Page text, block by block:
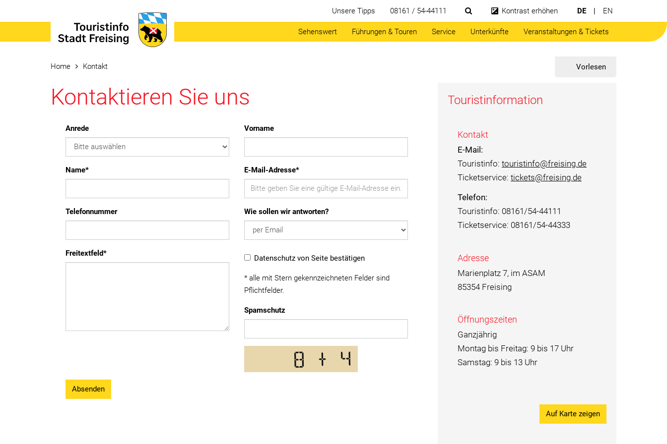
Unsere Tipps
08161 / 54-44111
Suchfeld öffnen
Kontrast erhöhen DE EN
Sehenswert Führungen & Touren Service Unterkünfte Veranstaltungen & Tickets
You
here:
Home Kontakt Vorlesen
Kontaktieren Sie uns
Anrede Vorname
Name* E-Mail-Adresse*
Telefonnummer Wie sollen wir antworten?
Freitextfeld*
Datenschutz von Seite bestätigen
* alle mit Stern gekennzeichneten Felder sind
Pflichtfelder.
Spamschutz
Absenden
Touristinformation
Kontakt
E-Mail:
Touristinfo: touristinfo@freising.de
Ticketservice: tickets@freising.de
Telefon:
Touristinfo: 08161/54-44111
Ticketservice: 08161/54-44333
Adresse
Marienplatz 7, im ASAM
85354 Freising
Öffnungszeiten
Ganzjährig
Montag bis Freitag: 9 bis 17 Uhr
Samstag: 9 bis 13 Uhr
Auf Karte zeigen